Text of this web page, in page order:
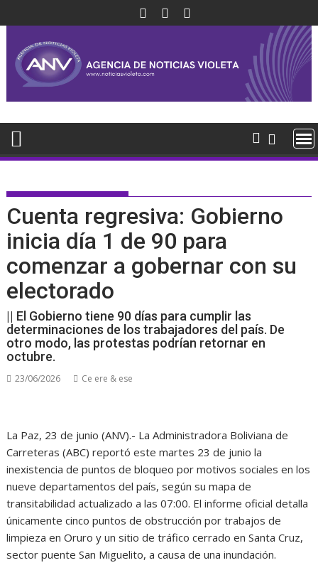
al
contenido
Cuenta regresiva: Gobierno
inicia día 1 de 90 para
comenzar a gobernar con su
electorado
|| El Gobierno tiene 90 días para cumplir las
determinaciones de los trabajadores del país. De
otro modo, las protestas podrían retornar en
octubre.
23/06/2026 Ce ere & ese
La Paz, 23 de junio (ANV).- La Administradora Boliviana de
Carreteras (ABC) reportó este martes 23 de junio la
inexistencia de puntos de bloqueo por motivos sociales en los
nueve departamentos del país, según su mapa de
transitabilidad actualizado a las 07:00. El informe oficial detalla
únicamente cinco puntos de obstrucción por trabajos de
limpieza en Oruro y un sitio de tráfico cerrado en Santa Cruz,
sector puente San Miguelito, a causa de una inundación.